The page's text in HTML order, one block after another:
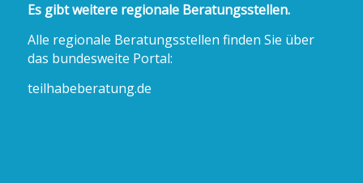
Es gibt weitere regionale Beratungsstellen.
Alle regionale Beratungsstellen finden Sie über
das bundesweite Portal:
teilhabeberatung.de